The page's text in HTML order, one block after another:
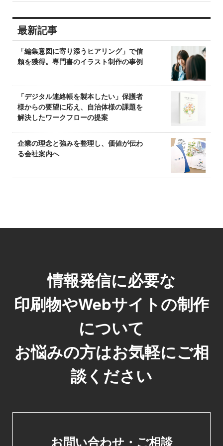
最新記事
「編集意図に寄り添うヒアリング」で信
頼を獲得。専門書のイラスト制作の事例
「デジタル連絡帳を製本したい」保護者
様からの要望に応え、自治体様の課題を
解決したワークフローの提案
企業の理念と強みを整理し、価値が伝わ
る会社案内へ
情報発信に必要な
印刷物やWebサイトの制作
について
お悩みの方はお気軽にご相
談ください
お問い合わせ・ご相談